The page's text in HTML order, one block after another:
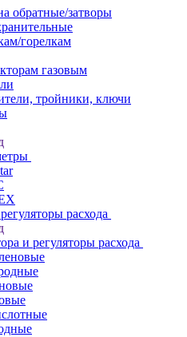
обратные/затворы
горелкам
газовым
тройники, ключи
расхода
и регуляторы расхода